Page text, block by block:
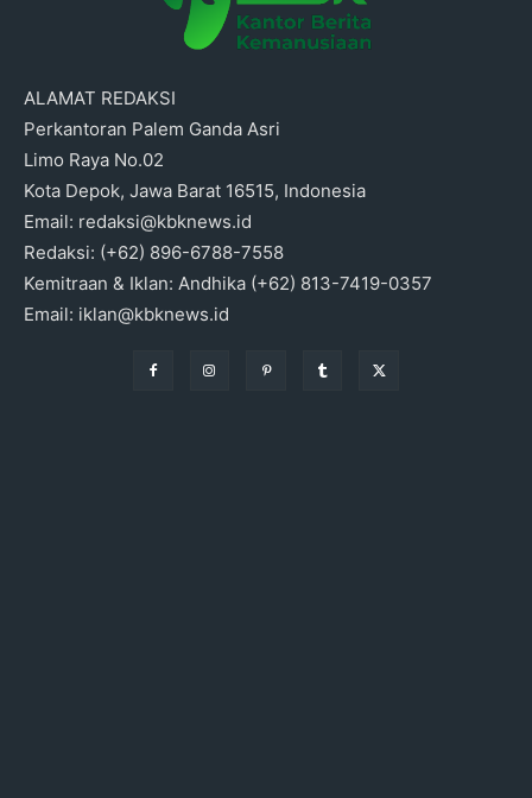
ALAMAT REDAKSI
Perkantoran Palem Ganda Asri
Limo Raya No.02
Kota Depok, Jawa Barat 16515, Indonesia
Email: redaksi@kbknews.id
Redaksi: (+62) 896-6788-7558
Kemitraan & Iklan: Andhika (+62) 813-7419-0357
Email: iklan@kbknews.id